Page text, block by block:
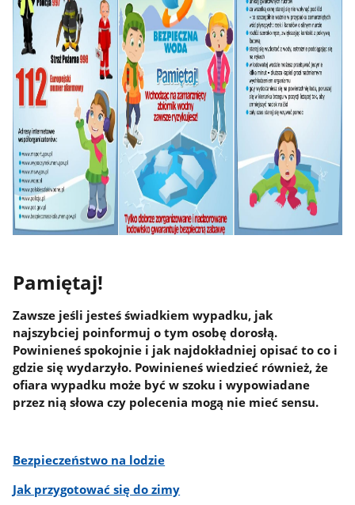
Pamiętaj!
Zawsze jeśli jesteś świadkiem wypadku, jak
najszybciej poinformuj o tym osobę dorosłą.
Powinieneś spokojnie i jak najdokładniej opisać to co i
gdzie się wydarzyło. Powinieneś wiedzieć również, że
ofiara wypadku może być w szoku i wypowiadane
przez nią słowa czy polecenia mogą nie mieć sensu.
Bezpieczeństwo na lodzie
Jak przygotować się do zimy